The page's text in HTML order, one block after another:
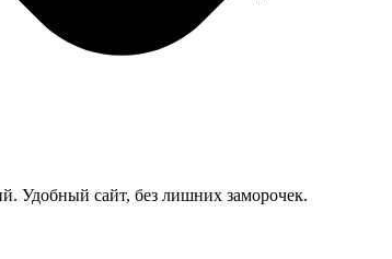
Удобный сайт, без лишних заморочек.